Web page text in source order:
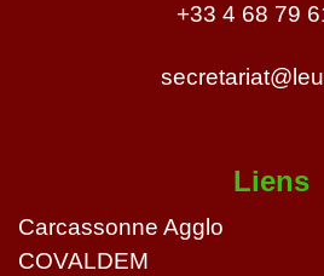
+33 4 68 79
Liens
Carcassonne Agglo
COVALDEM